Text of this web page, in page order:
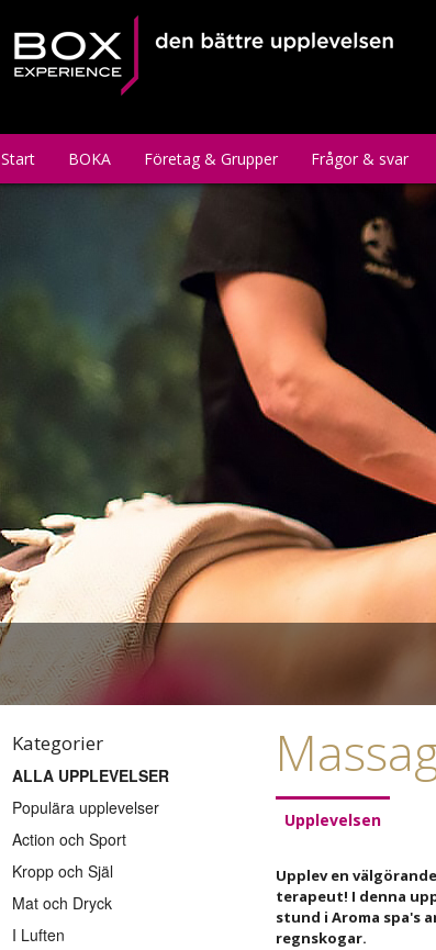
Start BOKA Företag & Grupper Frågor & svar
Kategorier
ALLA UPPLEVELSER
Populära upplevelser
Action och Sport
Kropp och Själ
Mat och Dryck
I Luften
Upplevelsen
Upplev en
terapeut! I denna
stund i Aroma spa's
regnskogar.